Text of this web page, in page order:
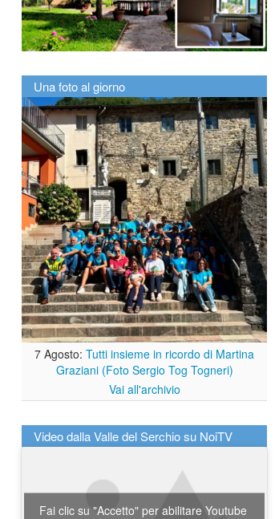
Una foto al giorno
7 Agosto: Tutti insieme in ricordo di Martina
Graziani (Foto Sergio Tog Togneri)
Vai all'archivio
Video dalla Valle del Serchio su NoiTV
Fai clic su "Accetto" per abilitare Youtube